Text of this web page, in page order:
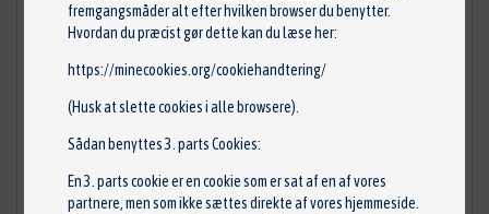
fremgangsmåder alt efter hvilken browser du benytter.
Hvordan du præcist gør dette kan du læse her:
https://minecookies.org/cookiehandtering/
(Husk at slette cookies i alle browsere).
Sådan benyttes 3. parts Cookies:
En 3. parts cookie er en cookie som er sat af en af vores
partnere, men som ikke sættes direkte af vores hjemmeside.